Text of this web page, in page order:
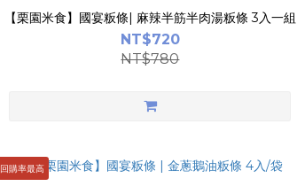
【栗園米食】國宴粄條| 麻辣半筋半肉湯粄條 3入一組
NT$720
NT$780
回購率最高